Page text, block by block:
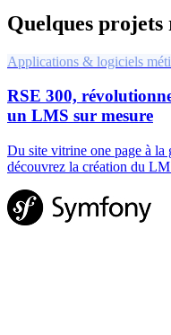
Quelques projets
Applications & logiciels
RSE 300,
un LMS sur mesure
Du site vitrine one page à la
découvrez la création du